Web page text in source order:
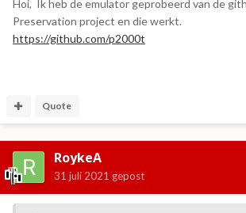
Hoi, Ik heb de emulator geprobeerd van de
Preservation project en die werkt.
https://github.com/p2000t
Quote
RoykeA
31 juli 2021 gepost